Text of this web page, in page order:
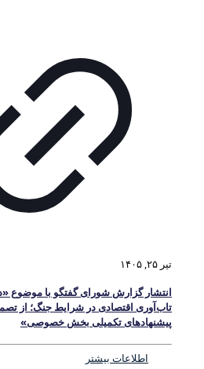
تیر ۲۵, ۱۴۰۵
انتشار گزارش شورای گفتگو با موضوع
تاب‌آوری اقتصادی در شرایط جنگ؛ از
پیشنهادهای تکمیلی بخش خصوصی»
اطلاعات بیشتر